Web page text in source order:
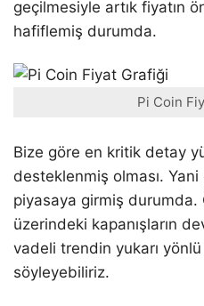
geçilmesiyle artık fiyatın
hafiflemiş durumda.
Pi Coin
Bize göre en kritik detay
desteklenmiş olması. Yani
piyasaya girmiş durumda.
üzerindeki kapanışların
vadeli trendin yukarı
söyleyebiliriz.